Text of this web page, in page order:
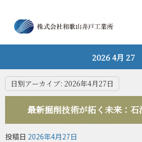
2026 4月 27
日別アーカイブ: 2026年4月27日
最新掘削技術が拓く未来：
投稿日 2026年4月27日